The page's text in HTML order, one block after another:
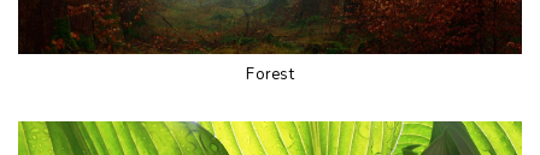
Forest